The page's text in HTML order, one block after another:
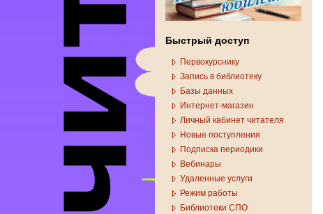
Быстрый доступ
Первокурснику
Запись в библиотеку
Базы данных
Интернет-магазин
Личный кабинет читателя
Новые поступления
Подписка периодики
Вебинары
Удаленные услуги
Режим работы
Библиотеки СПО